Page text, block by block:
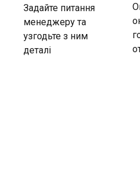
Задайте питання
менеджеру та
узгодьте з ним
деталі